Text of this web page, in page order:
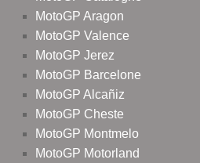
MotoGP Aragon
MotoGP Valence
MotoGP Jerez
MotoGP Barcelone
MotoGP Alcañiz
MotoGP Cheste
MotoGP Montmelo
MotoGP Motorland